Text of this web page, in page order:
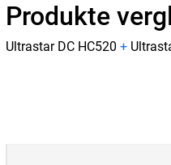
Produkte
Ultrastar DC HC520 +